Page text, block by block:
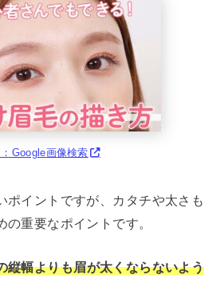
Google画像検索
ポイントですが、カタチや太さも
重要なポイントです。
縦幅よりも眉が太くならないよう